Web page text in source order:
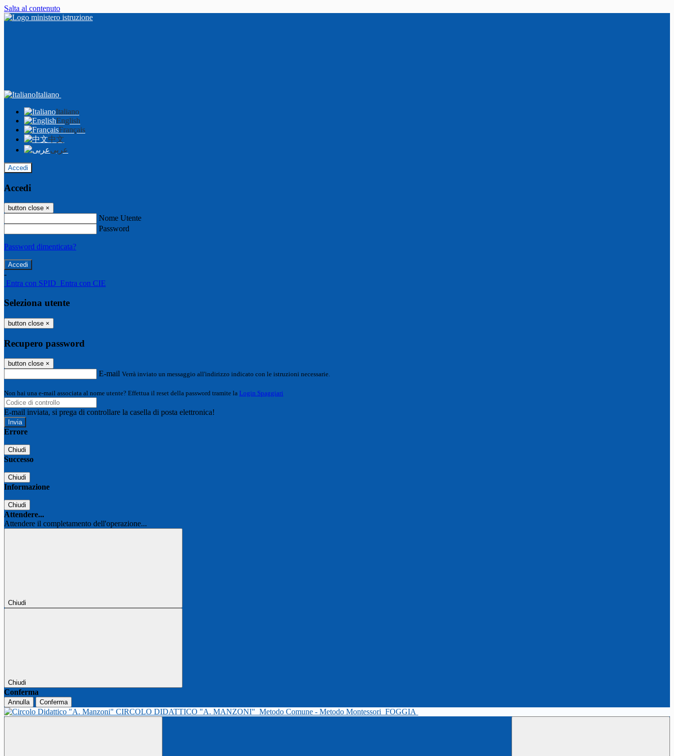
Salta al contenuto
Italiano
Italiano
English
Français
中文
عربى
Accedi
Accedi
button close ×
Nome Utente
Password
Password dimenticata?
-
Entra con SPID Entra con CIE
Seleziona utente
button close ×
Recupero password
button close ×
E-mail Verrà inviato un messaggio all'indirizzo indicato con le istruzioni necessarie.
Non hai una e-mail associata al nome utente? Effettua il reset della password tramite la Login Spaggiari
E-mail inviata, si prega di controllare la casella di posta elettronica!
Errore
Chiudi
Successo
Chiudi
Informazione
Chiudi
Attendere...
Attendere il completamento dell'operazione...
Chiudi
Chiudi
Conferma
Annulla Conferma
CIRCOLO DIDATTICO "A. MANZONI" Metodo Comune - Metodo Montessori FOGGIA